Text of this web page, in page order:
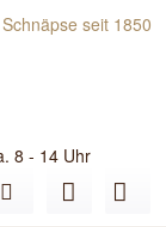
8 - 14 Uhr